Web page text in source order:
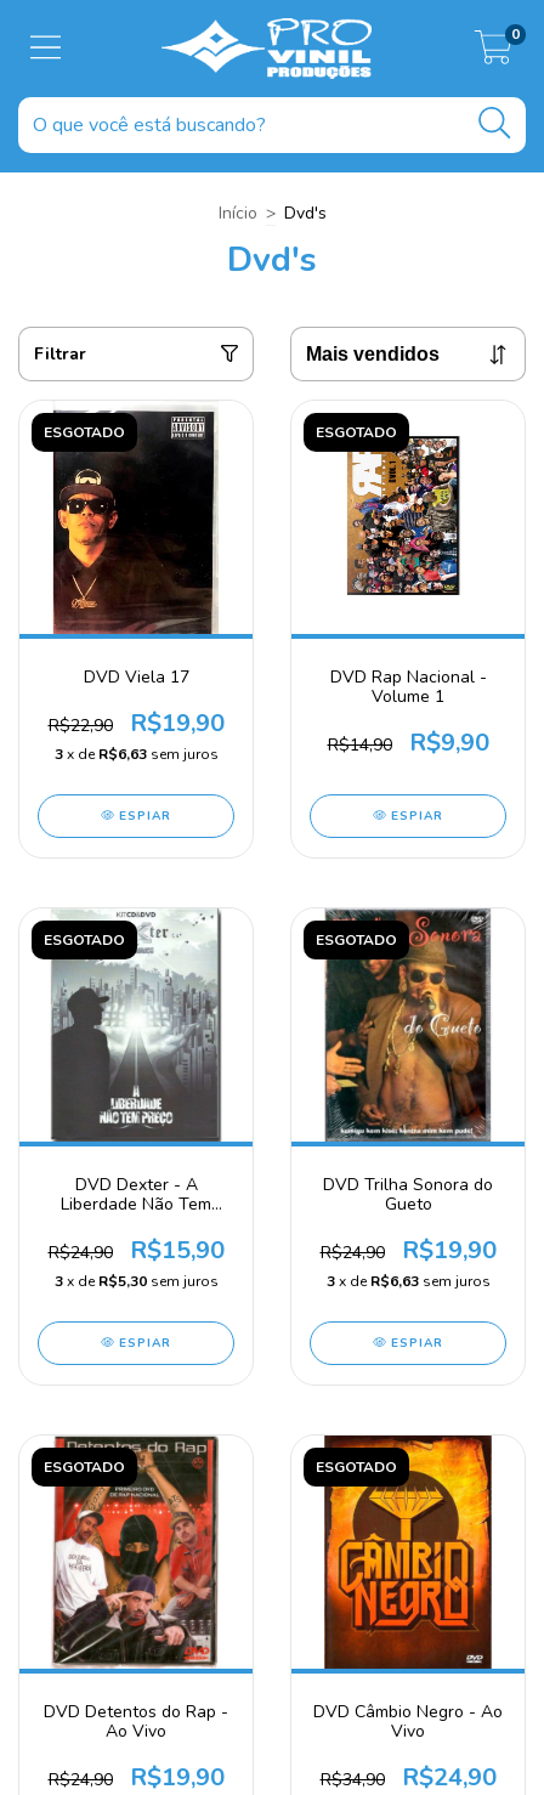
0
Início > Dvd's
Dvd's
Filtrar
ESGOTADO
DVD Viela 17
R$22,90 R$19,90
3 x deR$6,63 sem juros
ESPIAR
ESGOTADO
DVD Rap Nacional -
Volume 1
R$14,90 R$9,90
ESPIAR
ESGOTADO
DVD Dexter - A
Liberdade Não Tem
R$24,90
R$15,90
3 x deR$5,30 sem juros
ESPIAR
ESGOTADO
DVD Trilha Sonora do
Gueto
R$24,90 R$19,90
3 x deR$6,63 sem juros
ESPIAR
ESGOTADO
DVD Detentos do Rap -
Ao Vivo
R$24,90 R$19,90
ESGOTADO
DVD Câmbio Negro - Ao
Vivo
R$34,90 R$24,90